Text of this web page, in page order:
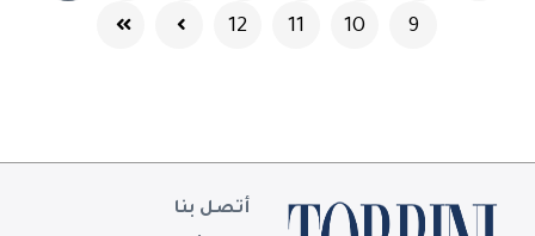
9
10
11
12
أتصل بنا